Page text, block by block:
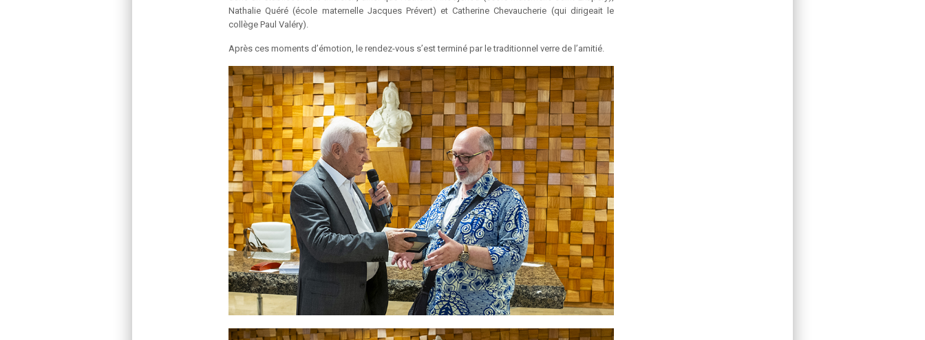
Nathalie Quéré (école maternelle Jacques Prévert) et Catherine Chevaucherie (qui dirigeait le
collège Paul Valéry).
Après ces moments d’émotion, le rendez-vous s’est terminé par le traditionnel verre de l’amitié.